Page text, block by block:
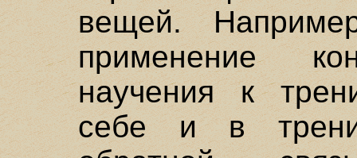
вещей.
применение
научения к
себе и в